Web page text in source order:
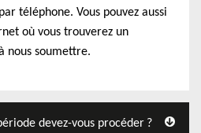
téléphone. Vous pouvez aussi
où vous trouverez un
nous soumettre.
devez-vous procéder ?